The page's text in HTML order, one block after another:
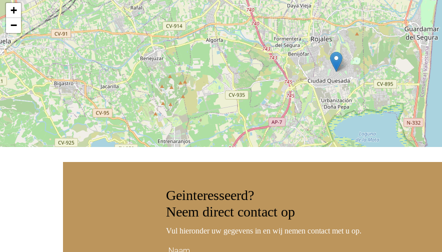
+
−
Geinteresseerd?
Neem direct contact op
Vul hieronder uw gegevens in en wij nemen contact met u op.